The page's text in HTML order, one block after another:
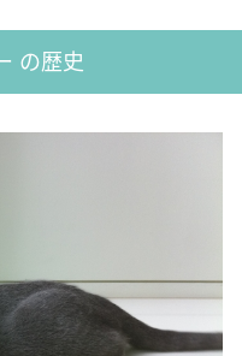
の歴史